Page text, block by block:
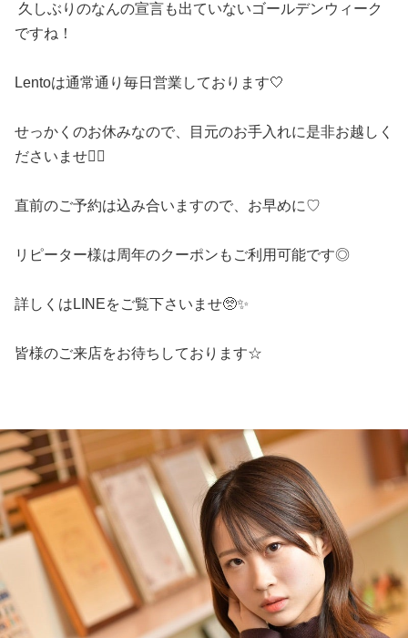
久しぶりのなんの宣言も出ていないゴールデンウィーク
ですね！
Lentoは通常通り毎日営業しております🤍
せっかくのお休みなので、目元のお手入れに是非お越しく
ださいませ🙇‍♀️
直前のご予約は込み合いますので、お早めに♡
リピーター様は周年のクーポンもご利用可能です◎
詳しくはLINEをご覧下さいませ🥺✨
皆様のご来店をお待ちしております☆